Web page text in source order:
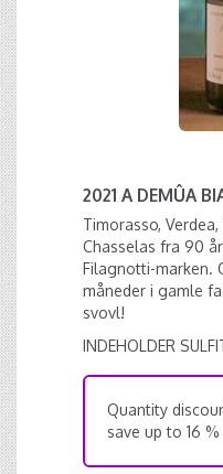
2021 A DEMÛA
Timorasso,
Chasselas fra 90
Filagnotti-marken.
måneder i gamle
svovl!
INDEHOLDER
Quantity
save up to 16 %